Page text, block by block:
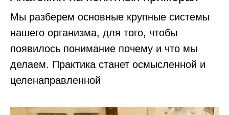
Мы разберем основные крупные системы
нашего организма, для того, чтобы
появилось понимание почему и что мы
делаем. Практика станет осмысленной и
целенаправленной